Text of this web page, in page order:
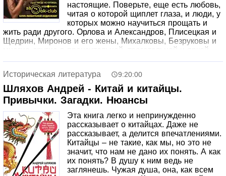
настоящие. Поверьте, еще есть любовь,
читая о которой щиплет глаза, и люди, у
которых можно научиться прощать и
жить ради другого. Орлова и Александров, Плисецкая и
Щедрин, Миронов и его жены, Михалковы, Безруковы и
многие другие в пронзительной, трогательной и яркой
Лиля Брик. Изменчивая муза Михаил Булгаков и Елена
Нюренберг. Мастер и Елена Григорий Александров и
Любовь Орлова. Скворец и Лира Александр Вертинский
и Лидия Циргвава. Пьеро и Феникс Родион Щедрин и
Майя Плисецкая. Музыкальная любовь Андрей Миронов
и Екатерина Градова. Расставанье не для нас… Глеб
Панфилов и Инна Чурикова. Доброе начало… Никита и
Татьяна Михалковы. Свои среди своих Александр
Абдулов и Ирина Алферова. Не совсем обыкновенное
чудо Сергей Цигаль и Любовь Полищук. Любовь без
привилегий Сергей и Ирина Безруковы. Любовь двух
Историческая литература 9:20:00
Шляхов Андрей - Китай и китайцы.
Привычки. Загадки. Нюансы
Эта книга легко и непринужденно
рассказывает о китайцах. Даже не
рассказывает, а делится впечатлениями.
Китайцы – не такие, как мы, но это не
значит, что нам не дано их понять. А как
их понять? В душу к ним ведь не
заглянешь. Чужая душа, она, как всем